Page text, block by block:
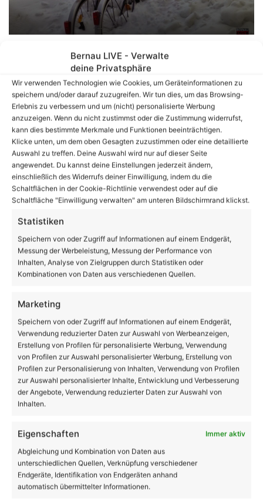
Bernau LIVE - Verwalte
deine Privatsphäre
Wir verwenden Technologien wie Cookies, um Geräteinformationen zu
speichern und/oder darauf zuzugreifen. Wir tun dies, um das Browsing-
Erlebnis zu verbessern und um (nicht) personalisierte Werbung
anzuzeigen. Wenn du nicht zustimmst oder die Zustimmung widerrufst,
kann dies bestimmte Merkmale und Funktionen beeinträchtigen.
Klicke unten, um dem oben Gesagten zuzustimmen oder eine detaillierte
Auswahl zu treffen. Deine Auswahl wird nur auf dieser Seite
angewendet. Du kannst deine Einstellungen jederzeit ändern,
einschließlich des Widerrufs deiner Einwilligung, indem du die
Schaltflächen in der Cookie-Richtlinie verwendest oder auf die
Schaltfläche "Einwilligung verwalten" am unteren Bildschirmrand klickst.
Statistiken
Speichern von oder Zugriff auf Informationen auf einem Endgerät,
Messung der Werbeleistung, Messung der Performance von
Inhalten, Analyse von Zielgruppen durch Statistiken oder
Kombinationen von Daten aus verschiedenen Quellen.
Marketing
Speichern von oder Zugriff auf Informationen auf einem Endgerät,
Verwendung reduzierter Daten zur Auswahl von Werbeanzeigen,
Erstellung von Profilen für personalisierte Werbung, Verwendung
von Profilen zur Auswahl personalisierter Werbung, Erstellung von
Profilen zur Personalisierung von Inhalten, Verwendung von Profilen
zur Auswahl personalisierter Inhalte, Entwicklung und Verbesserung
der Angebote, Verwendung reduzierter Daten zur Auswahl von
Inhalten.
Eigenschaften
Immer aktiv
Abgleichung und Kombination von Daten aus
unterschiedlichen Quellen, Verknüpfung verschiedener
Endgeräte, Identifikation von Endgeräten anhand
automatisch übermittelter Informationen.
Hallo aus Bernau und einen schönen Start in die
neue Woche
Flutopfer-Spende in Höhe von 66.345 Euro in
Biesenthal übergeben
Volltextsuche
Suchen
21